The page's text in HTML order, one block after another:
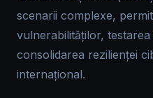
scenarii complexe,
vulnerabilităților,
consolidarea rezilienței
internațional.